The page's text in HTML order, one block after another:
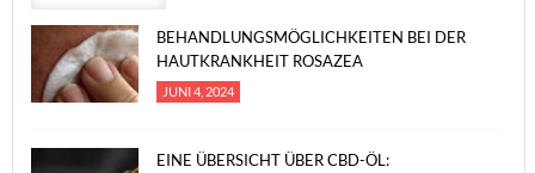
BEHANDLUNGSMÖGLICHKEITEN BEI DER
HAUTKRANKHEIT ROSAZEA
JUNI 4, 2024
EINE ÜBERSICHT ÜBER CBD-ÖL: